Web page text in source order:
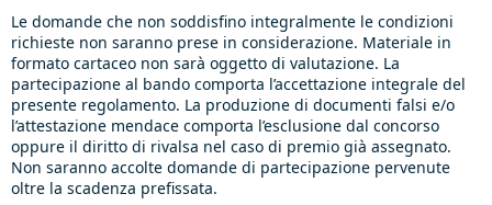
Le domande che non soddisfino integralmente le condizioni
richieste non saranno prese in considerazione. Materiale in
formato cartaceo non sarà oggetto di valutazione. La
partecipazione al bando comporta l’accettazione integrale del
presente regolamento. La produzione di documenti falsi e/o
l’attestazione mendace comporta l’esclusione dal concorso
oppure il diritto di rivalsa nel caso di premio già assegnato.
Non saranno accolte domande di partecipazione pervenute
oltre la scadenza prefissata.